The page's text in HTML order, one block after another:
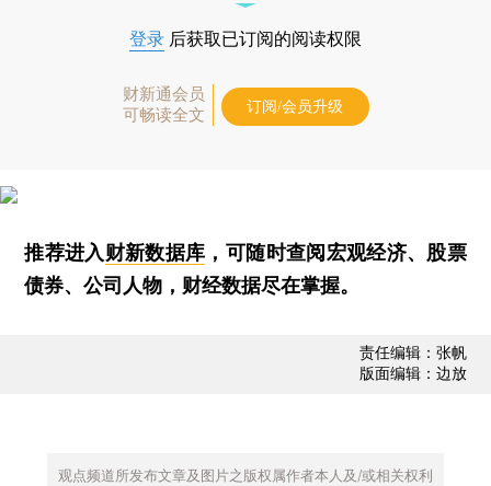
登录 后获取已订阅的阅读权限
财新通会员
可畅读全文
订阅/会员升级
推荐进入财新数据库 ，可随时查阅宏观经济、股票
债券、公司人物，财经数据尽在掌握。
责任编辑：张帆
版面编辑：边放
观点频道所发布文章及图片之版权属作者本人及/或相关权利